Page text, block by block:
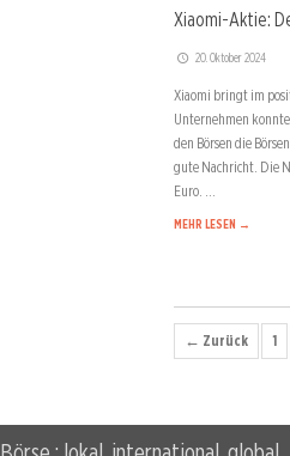
Xiaomi-Aktie:
20. Oktober 2024
Xiaomi bringt im
Unternehmen
den Börsen die
gute Nachricht. Die
Euro. …
MEHR LESEN →
← Zurück 1